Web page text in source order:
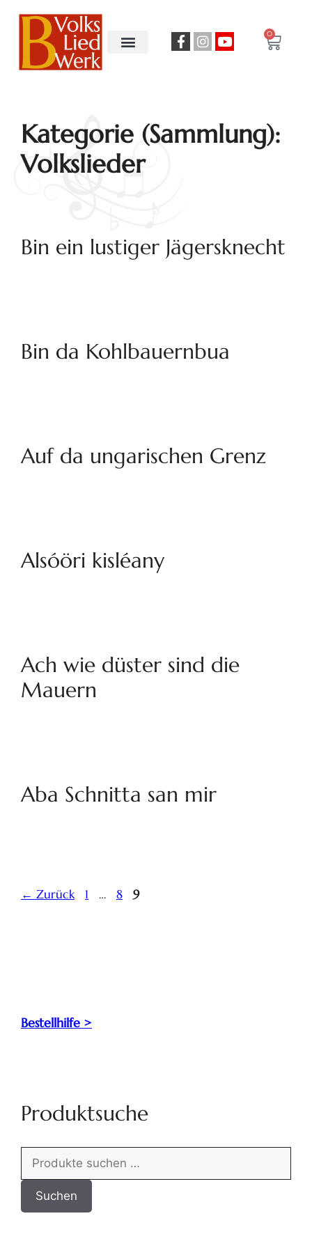
0
Kategorie (Sammlung):
Volkslieder
Bin ein lustiger Jägersknecht
Bin da Kohlbauernbua
Auf da ungarischen Grenz
Alsóöri kisléany
Ach wie düster sind die
Mauern
Aba Schnitta san mir
← Zurück 1 … 8 9
Bestellhilfe >
Produktsuche
Suchen